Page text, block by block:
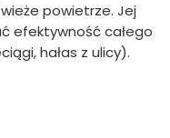
powietrze. Jej
efektywność całego
hałas z ulicy).